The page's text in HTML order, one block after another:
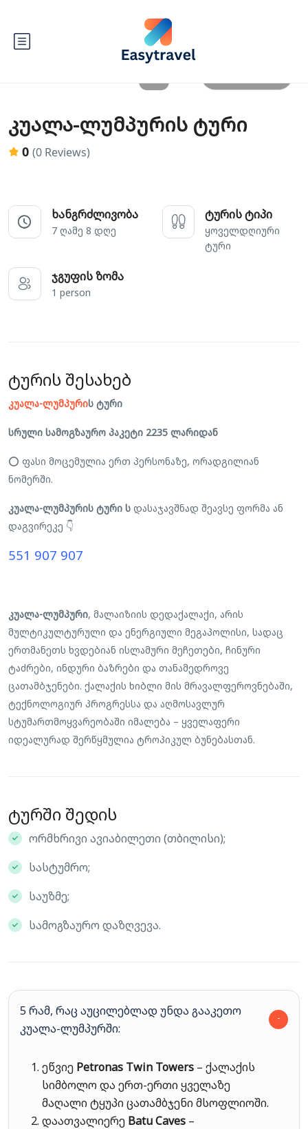
კუალა-ლუმპურის ტური
0 (0 Reviews)
ხანგრძლივობა
7 ღამე 8 დღე
ტურის ტიპი
ყოველდღიური
ტური
ჯგუფის ზომა
1 person
ტურის შესახებ
კუალა-ლუმპურის ტური
სრული სამოგზაურო პაკეტი 2235 ლარიდან
⭕ ფასი მოცემულია ერთ პერსონაზე, ორადგილიან
ნომერში.
კუალა-ლუმპურის ტური ს დასაჯავშნად შეავსე ფორმა ან
დაგვირეკე 👇
551 907 907
კუალა-ლუმპური, მალაიზიის დედაქალაქი, არის
მულტიკულტურული და ენერგიული მეგაპოლისი, სადაც
ერთმანეთს ხვდებიან ისლამური მეჩეთები, ჩინური
ტაძრები, ინდური ბაზრები და თანამედროვე
ცათამბჯენები. ქალაქის ხიბლი მის მრავალფეროვნებაში,
ტექნოლოგიურ პროგრესსა და აღმოსავლურ
სტუმართმოყვარეობაში იმალება – ყველაფერი
იდეალურად შერწყმულია ტროპიკულ ბუნებასთან.
ტურში შედის
ორმხრივი ავიაბილეთი (თბილისი);
სასტუმრო;
საუზმე;
სამოგზაურო დაზღვევა.
5 რამ, რაც აუცილებლად უნდა გააკეთო
კუალა-ლუმპურში:
ეწვიე Petronas Twin Towers – ქალაქის
სიმბოლო და ერთ-ერთი ყველაზე
მაღალი ტყუპი ცათამბჯენი მსოფლიოში.
დაათვალიერე Batu Caves –